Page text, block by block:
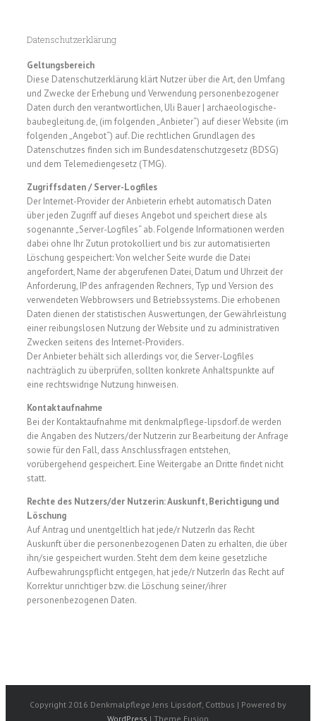
Datenschutzerklärung
Geltungsbereich
Diese Datenschutzerklärung klärt Nutzer über die Art, den Umfang
und Zwecke der Erhebung und Verwendung personenbezogener
Daten durch den verantwortlichen, Uli Bauer | archaeologische-
baubegleitung.de, (im folgenden „Anbieter“) auf dieser Website (im
folgenden „Angebot“) auf. Die rechtlichen Grundlagen des
Datenschutzes finden sich im Bundesdatenschutzgesetz (BDSG)
und dem Telemediengesetz (TMG).
Zugriffsdaten / Server-Logfiles
Der Internet-Provider der Anbieterin erhebt automatisch Daten
über jeden Zugriff auf dieses Angebot und speichert diese als
sogenannte „Server-Logfiles“ ab. Folgende Informationen werden
dabei ohne Ihr Zutun protokolliert und bis zur automatisierten
Löschung gespeichert: Von welcher Seite wurde die Datei
angefordert, Name der abgerufenen Datei, Datum und Uhrzeit der
Anforderung, IP des anfragenden Rechners, Typ und Version des
verwendeten Webbrowsers und Betriebssystems. Die erhobenen
Daten dienen der statistischen Auswertungen, der Gewährleistung
einer reibungslosen Nutzung der Website und zu administrativen
Zwecken seitens des Internet-Providers.
Der Anbieter behält sich allerdings vor, die Server-Logfiles
nachträglich zu überprüfen, sollten konkrete Anhaltspunkte auf
eine rechtswidrige Nutzung hinweisen.
Kontaktaufnahme
Bei der Kontaktaufnahme mit denkmalpflege-lipsdorf.de werden
die Angaben des Nutzers/der Nutzerin zur Bearbeitung der Anfrage
sowie für den Fall, dass Anschlussfragen entstehen,
vorübergehend gespeichert. Eine Weitergabe an Dritte findet nicht
statt.
Rechte des Nutzers/der Nutzerin: Auskunft, Berichtigung und
Löschung
Auf Antrag und unentgeltlich hat jede/r NutzerIn das Recht
Auskunft über die personenbezogenen Daten zu erhalten, die über
ihn/sie gespeichert wurden. Steht dem dem keine gesetzliche
Aufbewahrungspflicht entgegen, hat jede/r NutzerIn das Recht auf
Korrektur unrichtiger bzw. die Löschung seiner/ihrer
personenbezogenen Daten.
Copyright 2016 Denkmalpflege Jens Lipsdorf, Cottbus | Powered by
WordPress | Theme Fusion